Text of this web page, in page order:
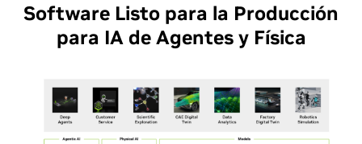
Software Listo para la Producción
para IA de Agentes y Física